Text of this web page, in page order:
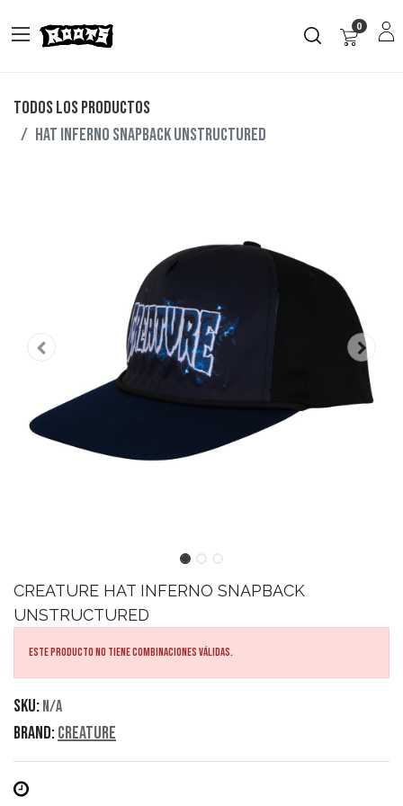
0
Todos los productos
HAT INFERNO SNAPBACK UNSTRUCTURED
CREATURE HAT INFERNO SNAPBACK
UNSTRUCTURED
Este producto no tiene combinaciones válidas.
SKU: N/A
Brand:Creature